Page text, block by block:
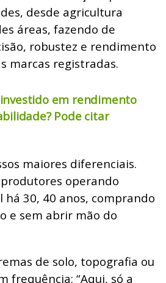
desde agricultura
áreas, fazendo de
robustez e rendimento
marcas registradas.
em rendimento
Pode citar
maiores diferenciais.
operando
há 30, 40 anos, comprando
e sem abrir mão do
de solo, topografia ou
frequência: “Aqui, só a